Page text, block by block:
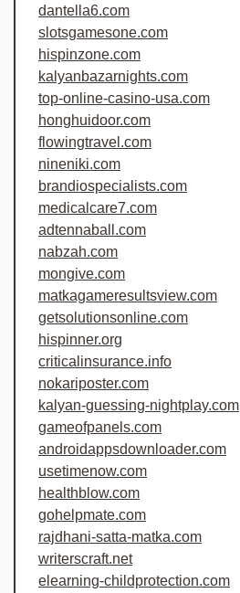
dantella6.com
slotsgamesone.com
hispinzone.com
kalyanbazarnights.com
top-online-casino-usa.com
honghuidoor.com
flowingtravel.com
nineniki.com
brandiospecialists.com
medicalcare7.com
adtennaball.com
nabzah.com
mongive.com
matkagameresultsview.com
getsolutionsonline.com
hispinner.org
criticalinsurance.info
nokariposter.com
kalyan-guessing-nightplay.com
gameofpanels.com
androidappsdownloader.com
usetimenow.com
healthblow.com
gohelpmate.com
rajdhani-satta-matka.com
writerscraft.net
elearning-childprotection.com